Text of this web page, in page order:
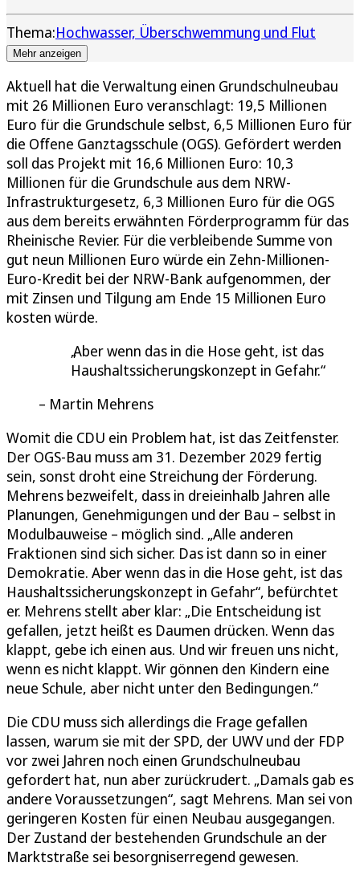
Thema:Hochwasser, Überschwemmung und Flut
Mehr anzeigen
Aktuell hat die Verwaltung einen Grundschulneubau
mit 26 Millionen Euro veranschlagt: 19,5 Millionen
Euro für die Grundschule selbst, 6,5 Millionen Euro für
die Offene Ganztagsschule (OGS). Gefördert werden
soll das Projekt mit 16,6 Millionen Euro: 10,3
Millionen für die Grundschule aus dem NRW-
Infrastrukturgesetz, 6,3 Millionen Euro für die OGS
aus dem bereits erwähnten Förderprogramm für das
Rheinische Revier. Für die verbleibende Summe von
gut neun Millionen Euro würde ein Zehn-Millionen-
Euro-Kredit bei der NRW-Bank aufgenommen, der
mit Zinsen und Tilgung am Ende 15 Millionen Euro
kosten würde.
Aber wenn das in die Hose geht, ist das
Haushaltssicherungskonzept in Gefahr.
Martin Mehrens
Womit die CDU ein Problem hat, ist das Zeitfenster.
Der OGS-Bau muss am 31. Dezember 2029 fertig
sein, sonst droht eine Streichung der Förderung.
Mehrens bezweifelt, dass in dreieinhalb Jahren alle
Planungen, Genehmigungen und der Bau – selbst in
Modulbauweise – möglich sind. „Alle anderen
Fraktionen sind sich sicher. Das ist dann so in einer
Demokratie. Aber wenn das in die Hose geht, ist das
Haushaltssicherungskonzept in Gefahr“, befürchtet
er. Mehrens stellt aber klar: „Die Entscheidung ist
gefallen, jetzt heißt es Daumen drücken. Wenn das
klappt, gebe ich einen aus. Und wir freuen uns nicht,
wenn es nicht klappt. Wir gönnen den Kindern eine
neue Schule, aber nicht unter den Bedingungen.“
Die CDU muss sich allerdings die Frage gefallen
lassen, warum sie mit der SPD, der UWV und der FDP
vor zwei Jahren noch einen Grundschulneubau
gefordert hat, nun aber zurückrudert. „Damals gab es
andere Voraussetzungen“, sagt Mehrens. Man sei von
geringeren Kosten für einen Neubau ausgegangen.
Der Zustand der bestehenden Grundschule an der
Marktstraße sei besorgniserregend gewesen.